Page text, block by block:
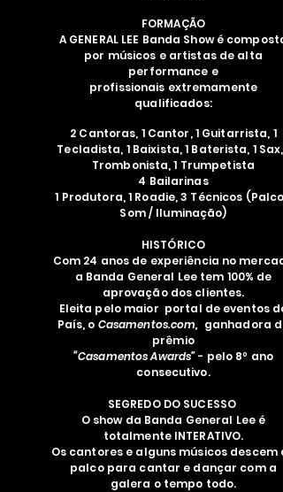
FORMAÇÃO
A GENERAL LEE Banda Show é composta
por músicos e artistas de alta
performance e
profissionais extremamente
qualificados:
2 Cantoras, 1 Cantor, 1 Guitarrista, 1
Tecladista, 1 Baixista, 1 Baterista, 1 Sax, 1
Trombonista, 1 Trumpetista
4 Bailarinas
1 Produtora, 1 Roadie, 3 Técnicos (Palco
Som / Iluminação)
HISTÓRICO
Com 24 anos de experiência no
a Banda General Lee tem 100% de
aprovação dos clientes.
Eleita pelo maior portal de eventos do
País, o Casamentos.com, ganhadora do
prêmio
“Casamentos Awards”- pelo 8º ano
consecutivo.
SEGREDO DO SUCESSO
O show da Banda General Lee é
totalmente INTERATIVO.
Os cantores e alguns músicos descem
palco para cantar e dançar com a
galera o tempo todo.